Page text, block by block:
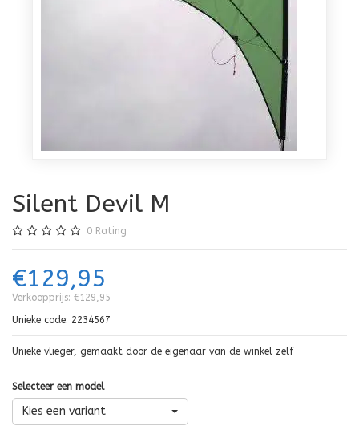
Silent Devil M
0 Rating
€129,95
Verkoopprijs: €129,95
Unieke code: 2234567
Unieke vlieger, gemaakt door de eigenaar van de winkel zelf
Selecteer een model
Kies een variant